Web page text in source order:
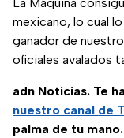
mexicano, lo cual
ganador de
oficiales avalados
adn Noticias. Te
nuestro canal de
palma de tu mano.